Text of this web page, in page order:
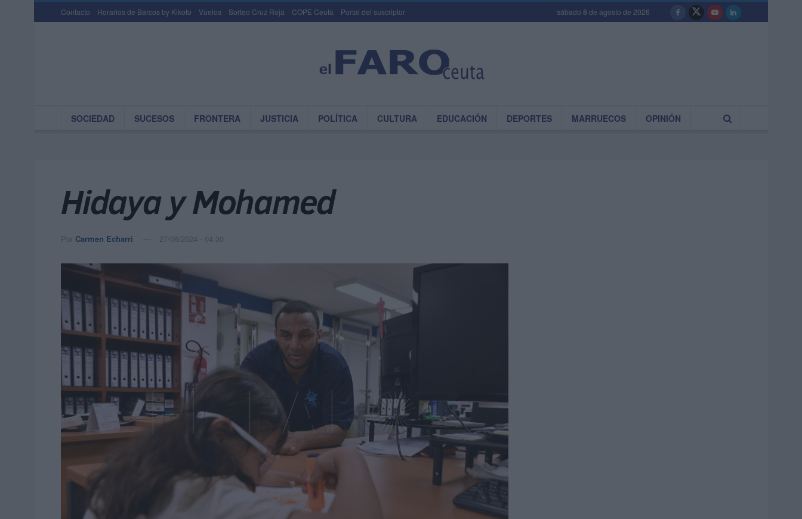
Contacto Horarios de Barcos by Kikoto Vuelos Sorteo Cruz Roja COPE Ceuta Portal del suscriptor sábado 8 de agosto de 2026
SOCIEDAD SUCESOS FRONTERA JUSTICIA POLÍTICA CULTURA EDUCACIÓN DEPORTES MARRUECOS OPINIÓN
Hidaya y Mohamed
Por Carmen Echarri 27/06/2024 - 04:30